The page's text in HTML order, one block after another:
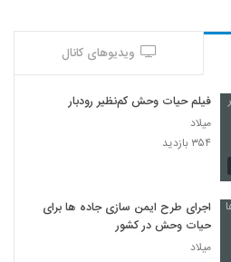
ویدیوهای کانال
فیلم حیات وحش کم‌نظیر رودبار
میلاد
۳۵۴ بازدید
اجرای طرح ایمن سازی جاده ها برای
حیات وحش در کشور
میلاد